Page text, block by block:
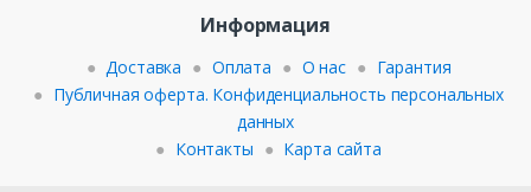
Информация
Доставка Оплата О нас
Гарантия
Публичная оферта. Конфиденциальность персональных
данных
Контакты
Карта сайта